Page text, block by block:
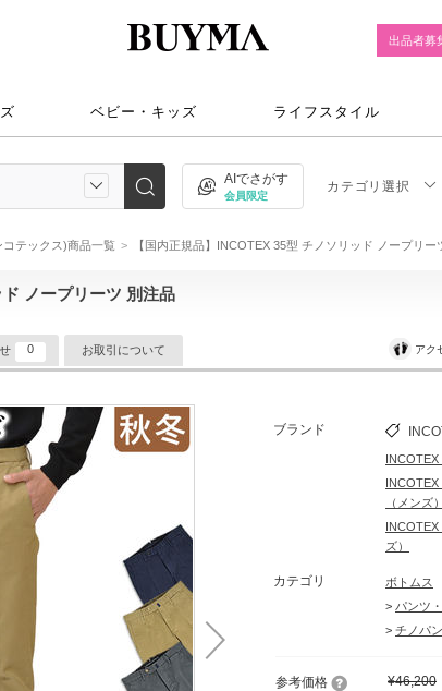
出品者募
ベビー・キッズ ライフスタイル
AIでさがす
会員限定
カテゴリ選択
コテックス)商品一覧 【国内正規品】INCOTEX 35型 チノソリッド ノープリー
ノープリーツ 別注品
0 お取引について アク
ブランド
INCOTEX
INCOTEX
（メンズ）
ズ）
カテゴリ
ボトムス
> パンツ
> チノパ
参考価格 ¥46,200